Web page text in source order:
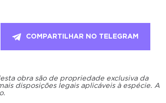
COMPARTILHAR NO TELEGRAM
obra são de propriedade exclusiva da
disposições legais aplicáveis à espécie. A